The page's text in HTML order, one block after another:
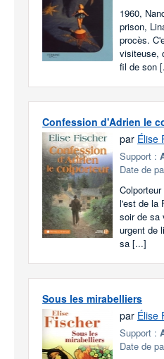
1960,
prison,
procès.
visiteuse,
fil de son
Confession d'Adrien le
par Élise
Support :
Date de
l'est de la
soir de sa
urgent de
sa [...]
Sous les mirabelliers
par Élise
Support :
Date de